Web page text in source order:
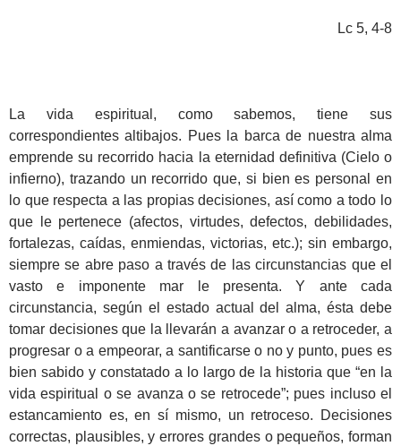
Lc 5, 4-8
La vida espiritual, como sabemos, tiene sus
correspondientes altibajos. Pues la barca de nuestra alma
emprende su recorrido hacia la eternidad definitiva (Cielo o
infierno), trazando un recorrido que, si bien es personal en
lo que respecta a las propias decisiones, así como a todo lo
que le pertenece (afectos, virtudes, defectos, debilidades,
fortalezas, caídas, enmiendas, victorias, etc.); sin embargo,
siempre se abre paso a través de las circunstancias que el
vasto e imponente mar le presenta. Y ante cada
circunstancia, según el estado actual del alma, ésta debe
tomar decisiones que la llevarán a avanzar o a retroceder, a
progresar o a empeorar, a santificarse o no y punto, pues es
bien sabido y constatado a lo largo de la historia que “en la
vida espiritual o se avanza o se retrocede”; pues incluso el
estancamiento es, en sí mismo, un retroceso. Decisiones
correctas, plausibles, y errores grandes o pequeños, forman